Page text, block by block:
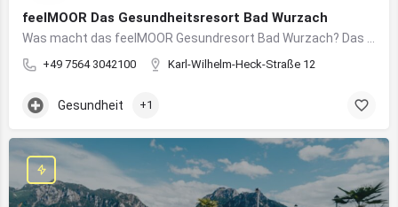
feelMOOR Das Gesundheitsresort Bad Wurzach
+49 7564 3042100 Karl-Wilhelm-Heck-Straße 12
Gesundheit +1